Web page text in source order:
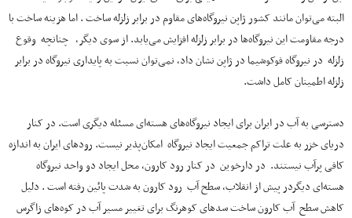
البته می‌توان مانند کشور ژاپن نیروگاه‌های مقاوم در برابر زلزله ساخت . اما هزینه ساخت با
درجه مقاومت این نیروگاه‌ها در برابر زلزله افزایش می‌یابد. از سوی دیگر، چنانچه وقوع
زلزله در نیروگاه فوکوشیما در ژاپن نشان داد، نمی‌توان نسبت به پایداری نیروگاه در برابر
زلزله اطمینان کامل داشت.
دسترسی به آب در ایران برای ایجاد نیروگاه‌های هسته‌ای مسئله دیگری است. در کنار
دریای خزر به علت تراکم جمعیت ایجاد نیروگاه امکان‌پذیر نیست. رودهای ایران به اندازه
کافی پرآب نیستند. در دارخوین در کنار رود کارون، محل ایجاد دو واحد نیروگاه
هسته‌ای دیگردر پیش از انقلاب، سطح آب رود کارون به شدت پائین رفته است . دلیل
کاهش سطح آب کارون ساخت سدهای کوهرنگ برای تغییر مسیر آب در کوه‌های زاگرس